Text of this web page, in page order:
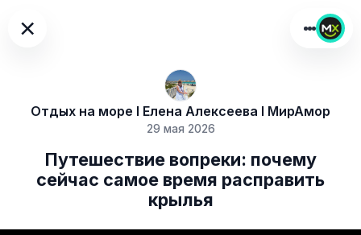
×
Отдых на море I Елена Алексеева I МирАмор
29 мая 2026
Путешествие вопреки: почему
сейчас самое время расправить
крылья